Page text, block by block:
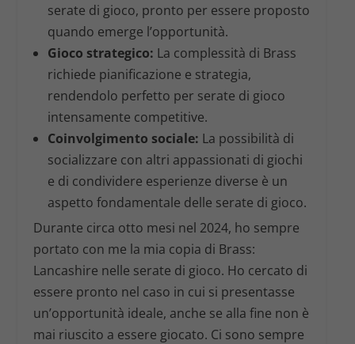
serate di gioco, pronto per essere proposto
quando emerge l’opportunità.
Gioco strategico: La complessità di Brass
richiede pianificazione e strategia,
rendendolo perfetto per serate di gioco
intensamente competitive.
Coinvolgimento sociale: La possibilità di
socializzare con altri appassionati di giochi
e di condividere esperienze diverse è un
aspetto fondamentale delle serate di gioco.
Durante circa otto mesi nel 2024, ho sempre
portato con me la mia copia di Brass:
Lancashire nelle serate di gioco. Ho cercato di
essere pronto nel caso in cui si presentasse
un’opportunità ideale, anche se alla fine non è
mai riuscito a essere giocato. Ci sono sempre